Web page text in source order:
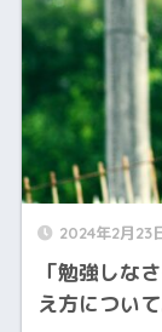
2024年2月23
「勉強しな
え方について